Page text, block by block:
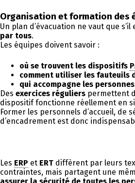
Organisation et formation des
Un plan d’évacuation ne vaut que s’il
par tous.
Les équipes doivent savoir :
où se trouvent les dispositifs
comment utiliser les fauteuils
qui accompagne les
Des exercices réguliers permettent
dispositif fonctionne réellement en
Former les personnels d’accueil, de
d’encadrement est donc
Les ERP et ERT diffèrent par leurs
contraintes, mais partagent une